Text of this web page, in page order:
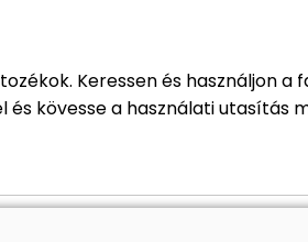
Keressen és használjon
kövesse a használati utasítás